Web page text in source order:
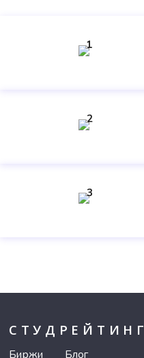
1
2
3
СТУДРЕЙТИНГ
Биржи Блог